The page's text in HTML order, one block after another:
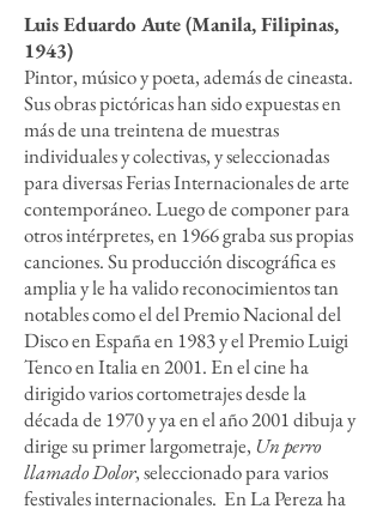
Luis Eduardo Aute (Manila, Filipinas,
1943)
Pintor, músico y poeta, además de cineasta.
Sus obras pictóricas han sido expuestas en
más de una treintena de muestras
individuales y colectivas, y seleccionadas
para diversas Ferias Internacionales de arte
contemporáneo. Luego de componer para
otros intérpretes, en 1966 graba sus propias
canciones. Su producción discográfica es
amplia y le ha valido reconocimientos tan
notables como el del Premio Nacional del
Disco en España en 1983 y el Premio Luigi
Tenco en Italia en 2001. En el cine ha
dirigido varios cortometrajes desde la
década de 1970 y ya en el año 2001 dibuja y
dirige su primer largometraje, Un perro
llamado Dolor, seleccionado para varios
festivales internacionales. En La Pereza ha